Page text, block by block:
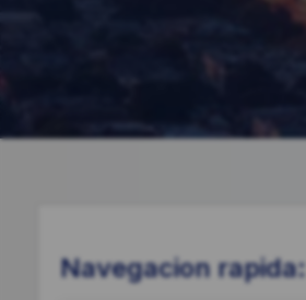
Navegacion rapida: